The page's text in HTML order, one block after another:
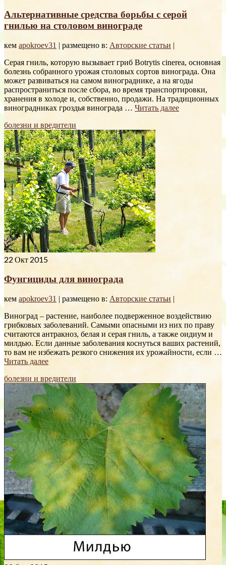
Альтернативные средства борьбы с серой
гнилью на столовом винограде
кем apokroev31 | размещено в: Авторские статьи |
Серая гниль, которую вызывает гриб Botrytis cinerea, основная
болезнь собранного урожая столовых сортов винограда. Она
может развиваться на самом винограднике, а на ягоды
распространиться после сбора, во время транспортировки,
хранения в холоде и, собственно, продажи. На традиционных
виноградниках гроздья винограда … Читать далее
болезни и вредители
22Окт 2015
Фунгициды для винограда
кем apokroev31 | размещено в: Авторские статьи |
Виноград – растение, наиболее подверженное воздействию
грибковых заболеваний. Самыми опасными из них по праву
считаются антракноз, белая и серая гниль, а также оидиум и
милдью. Если данные заболевания коснуться ваших растений,
то вам не избежать резкого снижения их урожайности, если …
Читать далее
болезни и вредители